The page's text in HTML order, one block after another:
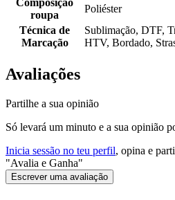
roupa
Poliéster
Técnica de
Marcação
Sublimação, DTF,
HTV, Bordado,
Avaliações
Partilhe a sua opinião
Só levará um minuto e a sua opinião
Inicia sessão no teu perfil, opina e
"Avalia e Ganha"
Escrever uma avaliação